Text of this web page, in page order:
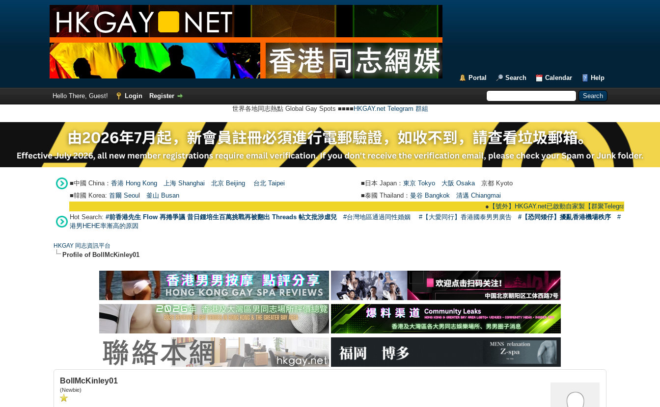
Portal Search Calendar Help
Hello There, Guest! Login
Register
世界各地同志熱點 Global Gay Spots ■■■■ HKGAY.net Telegram 群組
■中國 China： 香港 Hong Kong 上海 Shanghai 北京 Beijing 台北 Taipei ■日本 Japan： 東京 Tokyo 大阪 Osaka 京都 Kyoto
■韓國 Korea: 首爾 Seou 釜山 Busan ■泰國 Thailand： 曼谷 Bangkok
清邁 Chiangmai
【號外】HKGAY.net已啟動自家製【群聚Telegram群組】
Hot Search: #前香港先生 Flow 再捲爭議 昔日鍾培生百萬挑戰再被翻出 Threads 帖文批涉虐兒 #台灣地區通過同性婚姻 #【大愛同行】香港國泰男男廣告 #【恐同矮仔】擾亂香港機場秩序
#
港男HEHE率漸高的原因
HKGAY 同志資訊平台
Profile of BollMcKinley01
BollMcKinley01
(Newbie)